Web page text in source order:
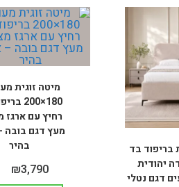
בריפוד בד
יהודית
דגם נטלי
מיטה זוגית
רחיץ עם ארגז
מעץ דגם בובה
בהיר
₪3,790